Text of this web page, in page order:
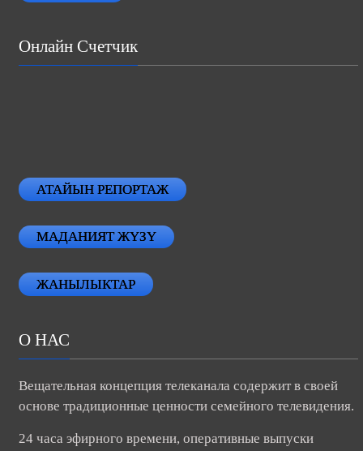
Онлайн Счетчик
АТАЙЫН РЕПОРТАЖ
МАДАНИЯТ ЖҮЗҮ
ЖАНЫЛЫКТАР
О НАС
Вещательная концепция телеканала содержит в своей
основе традиционные ценности семейного телевидения.
24 часа эфирного времени, оперативные выпуски